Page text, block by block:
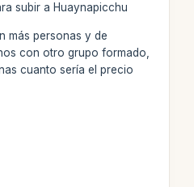
subir a Huaynapicchu
más personas y de
con otro grupo formado,
cuanto sería el precio